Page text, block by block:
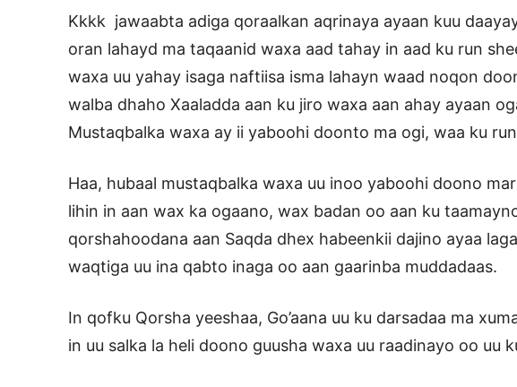
Kkkk jawaabta adiga qoraalkan aqrinaya ayaan kuu
oran lahayd ma taqaanid waxa aad tahay in aad ku run
waxa uu yahay isaga naftiisa isma lahayn waad noqon
walba dhaho Xaaladda aan ku jiro waxa aan ahay ayaan
Mustaqbalka waxa ay ii yaboohi doonto ma ogi, waa ku
Haa, hubaal mustaqbalka waxa uu inoo yaboohi doono
lihin in aan wax ka ogaano, wax badan oo aan ku
qorshahoodana aan Saqda dhex habeenkii dajino ayaa
waqtiga uu ina qabto inaga oo aan gaarinba muddadaas.
In qofku Qorsha yeeshaa, Go’aana uu ku darsadaa ma
in uu salka la heli doono guusha waxa uu raadinayo oo uu